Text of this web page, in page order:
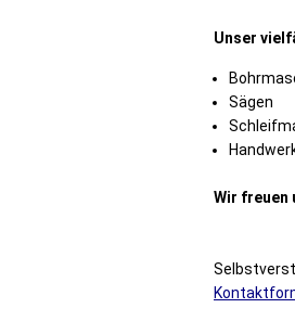
Unser
Sägen
Wir freuen